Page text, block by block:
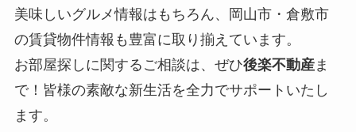
美味しいグルメ情報はもちろん、岡山市・倉敷市
の賃貸物件情報も豊富に取り揃えています。
お部屋探しに関するご相談は、ぜひ後楽不動産ま
で！皆様の素敵な新生活を全力でサポートいたし
ます。